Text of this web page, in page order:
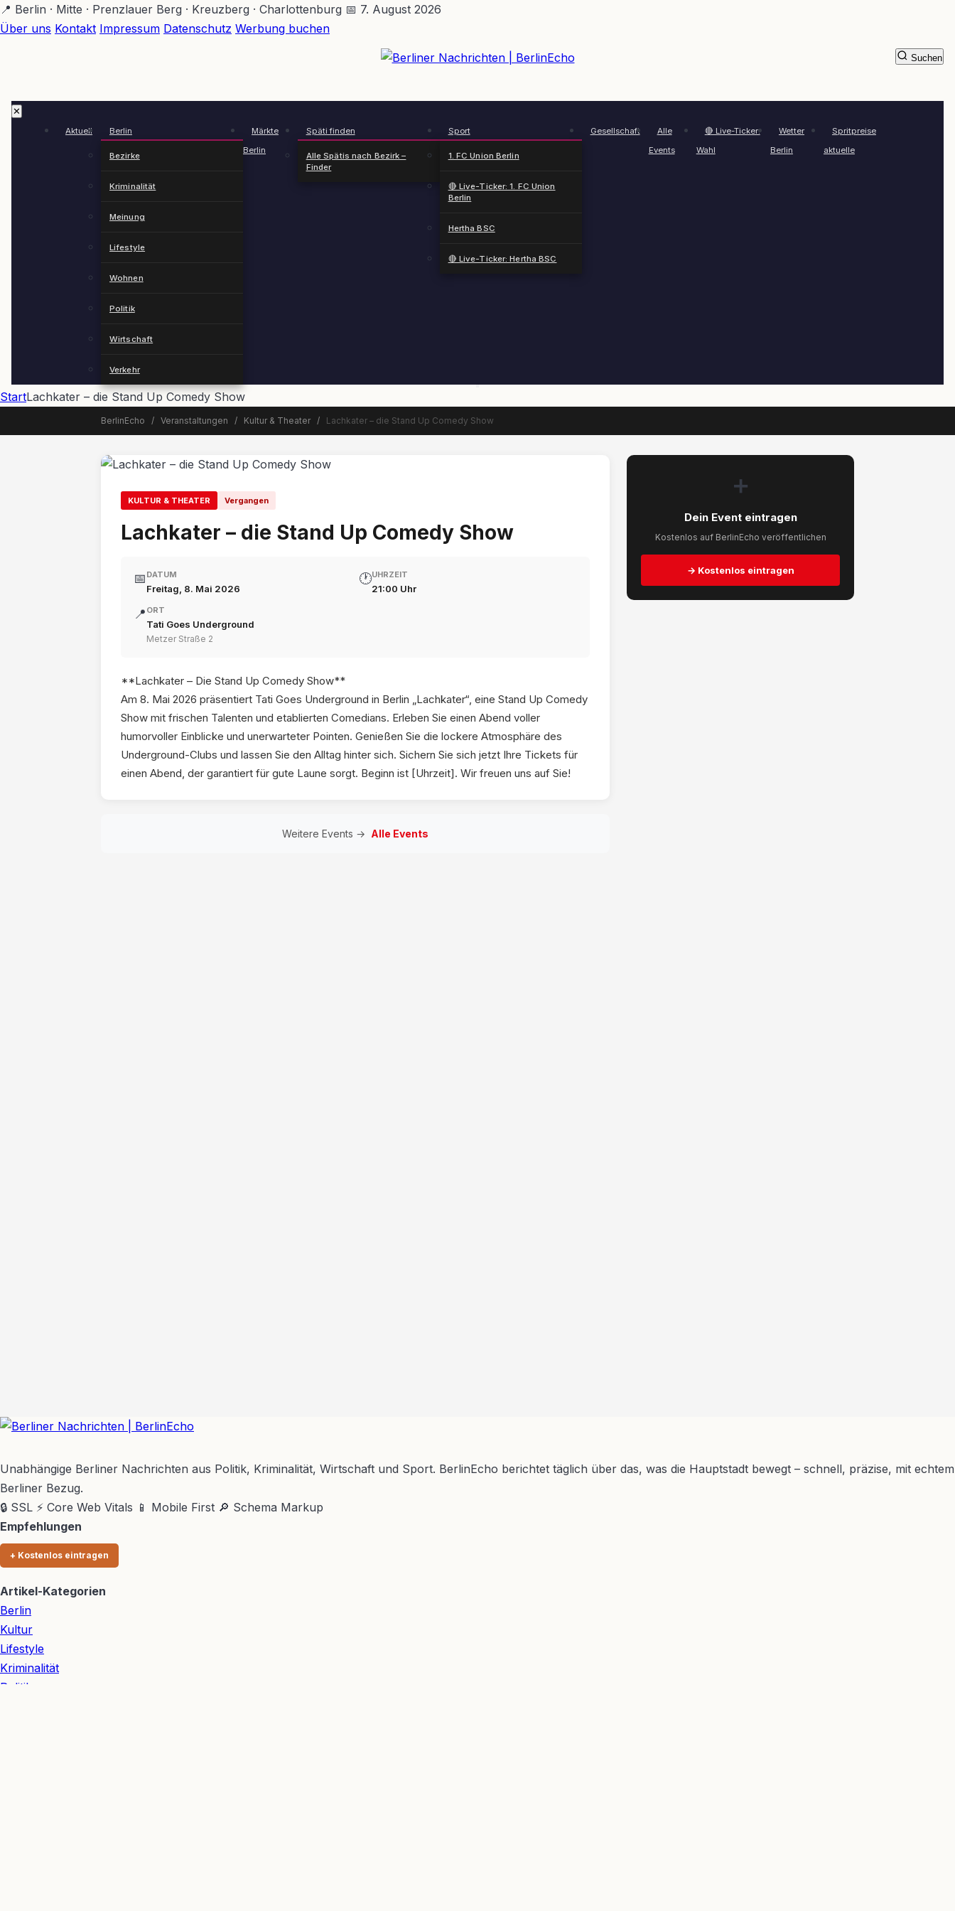
Zum
Hauptinhalt
📍 Berlin · Mitte · Prenzlauer Berg · Kreuzberg · Charlottenburg 📅 7. August 2026
Über uns Kontakt Impressum Datenschutz Werbung buchen
✕
Aktuell Berlin
Bezirke
Kriminalität
Meinung
Lifestyle
Wohnen
Politik
Wirtschaft
Verkehr
Märkte
Berlin
Späti finden
Alle Spätis nach Bezirk –
Finder
Sport
1. FC Union Berlin
🔴 Live-Ticker: 1. FC Union
Berlin
Hertha BSC
🔴 Live-Ticker: Hertha BSC
Gesellschaft
Alle
Events
🔴 Live-Ticker:
Wahl
Wetter
Berlin
Spritpreise
aktuelle
Suchen
StartLachkater – die Stand Up Comedy Show
BerlinEcho / Veranstaltungen / Kultur & Theater / Lachkater – die Stand Up Comedy Show
KULTUR & THEATER Vergangen
Lachkater – die Stand Up Comedy Show
📅 DATUM
Freitag, 8. Mai 2026
🕐UHRZEIT
21:00 Uhr
📍 ORT
Tati Goes Underground
Metzer Straße 2
**Lachkater – Die Stand Up Comedy Show**
Am 8. Mai 2026 präsentiert Tati Goes Underground in Berlin „Lachkater“, eine Stand Up Comedy
Show mit frischen Talenten und etablierten Comedians. Erleben Sie einen Abend voller
humorvoller Einblicke und unerwarteter Pointen. Genießen Sie die lockere Atmosphäre des
Underground-Clubs und lassen Sie den Alltag hinter sich. Sichern Sie sich jetzt Ihre Tickets für
einen Abend, der garantiert für gute Laune sorgt. Beginn ist [Uhrzeit]. Wir freuen uns auf Sie!
Weitere Events → Alle Events
➕
Dein Event eintragen
Kostenlos auf BerlinEcho veröffentlichen
→ Kostenlos eintragen
Unabhängige Berliner Nachrichten aus Politik, Kriminalität, Wirtschaft und Sport. BerlinEcho berichtet täglich über das, was die Hauptstadt bewegt – schnell, präzise, mit echtem
Berliner Bezug.
🔒 SSL ⚡ Core Web Vitals 📱 Mobile First 🔎 Schema Markup
Empfehlungen
+ Kostenlos eintragen
Artikel-Kategorien
Berlin
Kultur
Lifestyle
Kriminalität
Politik